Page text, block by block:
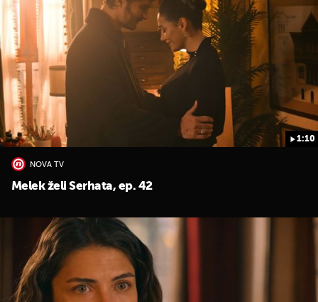
1:10
NOVA TV
Melek želi Serhata, ep. 42